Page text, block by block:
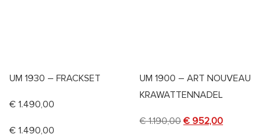
UM 1930 – FRACKSET
€ 1.490,00
€ 1.490,00
UM 1900 – ART NOUVEAU
KRAWATTENNADEL
€1.190,00 € 952,00